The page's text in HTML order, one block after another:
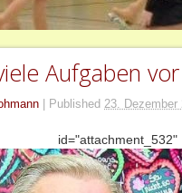
Aufgaben
Published 23. Dezember